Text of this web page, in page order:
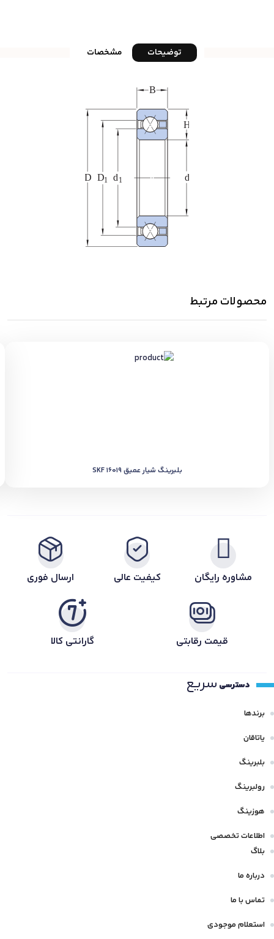
توضیحات مشخصات
محصولات مرتبط
بلبرینگ شیار عمیق SKF 16019
مشاوره رایگان کیفیت عالی ارسال فوری
قیمت رقابتی گارانتی کالا
دسترسی سریع
برندها
یاتاقان
بلبرینگ
رولبرینگ
هوزینگ
اطلاعات تخصصی
بلاگ
درباره ما
تماس با ما
استعلام موجودی